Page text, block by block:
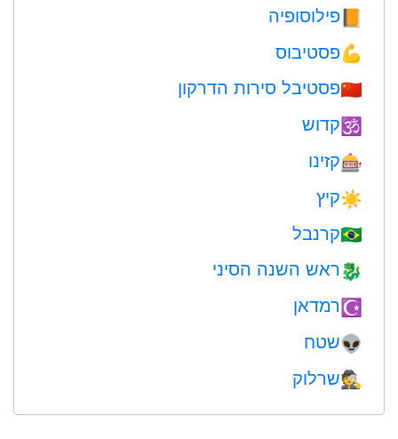
📙 פילוסופיה
💪פסטיבוס
🇨🇳פסטיבל סירות הדרקון
🕉קדוש
🎰קזינו
☀️קיץ
🇧🇷קרנבל
🐉 ראש השנה הסיני
☪️ רמדאן
👽שטח
🕵️שרלוק